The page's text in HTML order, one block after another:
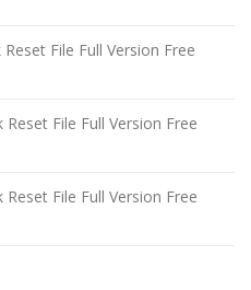
File Full Version Free
File Full Version Free
File Full Version Free